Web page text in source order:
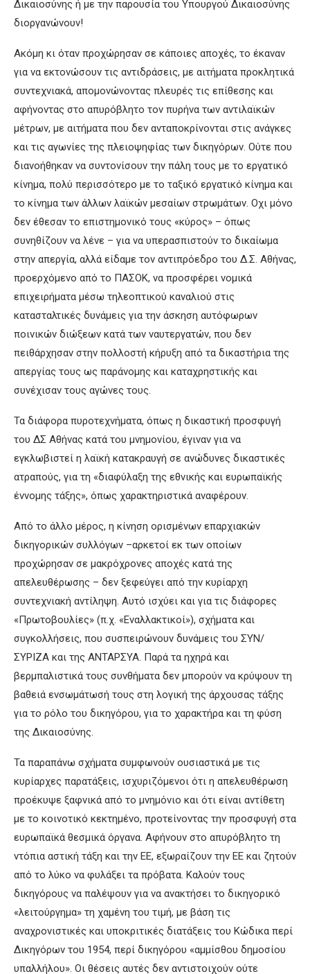
Δικαιοσύνης ή με την παρουσία του Υπουργού Δικαιοσύνης
διοργανώνουν!
Ακόμη κι όταν προχώρησαν σε κάποιες αποχές, το έκαναν
για να εκτονώσουν τις αντιδράσεις, με αιτήματα προκλητικά
συντεχνιακά, απομονώνοντας πλευρές τις επίθεσης και
αφήνοντας στο απυρόβλητο τον πυρήνα των αντιλαϊκών
μέτρων, με αιτήματα που δεν ανταποκρίνονται στις ανάγκες
και τις αγωνίες της πλειοψηφίας των δικηγόρων. Ούτε που
διανοήθηκαν να συντονίσουν την πάλη τους με το εργατικό
κίνημα, πολύ περισσότερο με το ταξικό εργατικό κίνημα και
το κίνημα των άλλων λαϊκών μεσαίων στρωμάτων. Οχι μόνο
δεν έθεσαν το επιστημονικό τους «κύρος» – όπως
συνηθίζουν να λένε – για να υπερασπιστούν το δικαίωμα
στην απεργία, αλλά είδαμε τον αντιπρόεδρο του Δ.Σ. Αθήνας,
προερχόμενο από το ΠΑΣΟΚ, να προσφέρει νομικά
επιχειρήματα μέσω τηλεοπτικού καναλιού στις
κατασταλτικές δυνάμεις για την άσκηση αυτόφωρων
ποινικών διώξεων κατά των ναυτεργατών, που δεν
πειθάρχησαν στην πολλοστή κήρυξη από τα δικαστήρια της
απεργίας τους ως παράνομης και καταχρηστικής και
συνέχισαν τους αγώνες τους.
Τα διάφορα πυροτεχνήματα, όπως η δικαστική προσφυγή
του ΔΣ Αθήνας κατά του μνημονίου, έγιναν για να
εγκλωβιστεί η λαϊκή κατακραυγή σε ανώδυνες δικαστικές
ατραπούς, για τη «διαφύλαξη της εθνικής και ευρωπαϊκής
έννομης τάξης», όπως χαρακτηριστικά αναφέρουν.
Από το άλλο μέρος, η κίνηση ορισμένων επαρχιακών
δικηγορικών συλλόγων –αρκετοί εκ των οποίων
προχώρησαν σε μακρόχρονες αποχές κατά της
απελευθέρωσης – δεν ξεφεύγει από την κυρίαρχη
συντεχνιακή αντίληψη. Αυτό ισχύει και για τις διάφορες
«Πρωτοβουλίες» (π.χ. «Εναλλακτικοί»), σχήματα και
συγκολλήσεις, που συσπειρώνουν δυνάμεις του ΣΥΝ/
ΣΥΡΙΖΑ και της ΑΝΤΑΡΣΥΑ. Παρά τα ηχηρά και
βερμπαλιστικά τους συνθήματα δεν μπορούν να κρύψουν τη
βαθειά ενσωμάτωσή τους στη λογική της άρχουσας τάξης
για το ρόλο του δικηγόρου, για το χαρακτήρα και τη φύση
της Δικαιοσύνης.
Τα παραπάνω σχήματα συμφωνούν ουσιαστικά με τις
κυρίαρχες παρατάξεις, ισχυριζόμενοι ότι η απελευθέρωση
προέκυψε ξαφνικά από το μνημόνιο και ότι είναι αντίθετη
με το κοινοτικό κεκτημένο, προτείνοντας την προσφυγή στα
ευρωπαϊκά θεσμικά όργανα. Αφήνουν στο απυρόβλητο τη
ντόπια αστική τάξη και την ΕΕ, εξωραίζουν την ΕΕ και ζητούν
από το λύκο να φυλάξει τα πρόβατα. Καλούν τους
δικηγόρους να παλέψουν για να ανακτήσει το δικηγορικό
«λειτούργημα» τη χαμένη του τιμή, με βάση τις
αναχρονιστικές και υποκριτικές διατάξεις του Κώδικα περί
Δικηγόρων του 1954, περί δικηγόρου «αμμίσθου δημοσίου
υπαλλήλου». Οι θέσεις αυτές δεν αντιστοιχούν ούτε